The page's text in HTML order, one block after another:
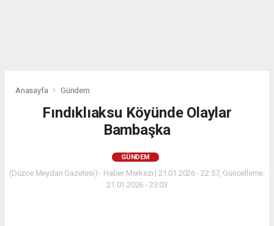
Anasayfa Gündem
Fındıklıaksu Köyünde Olaylar
Bambaşka
GÜNDEM
(Düzce Meydan Gazetesi) - Haber Merkezi | 21.01.2026 - 22:57, Güncelleme:
21.01.2026 - 23:03